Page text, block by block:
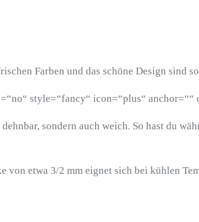
Farben und das schöne Design sind
style=“fancy“ icon=“plus“ anchor=““
sondern auch weich. So hast du
etwa 3/2 mm eignet sich bei kühlen